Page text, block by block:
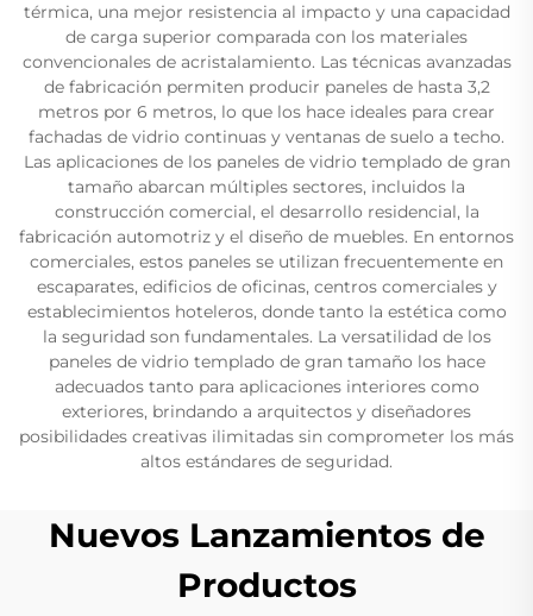
térmica, una mejor resistencia al impacto y una capacidad
de carga superior comparada con los materiales
convencionales de acristalamiento. Las técnicas avanzadas
de fabricación permiten producir paneles de hasta 3,2
metros por 6 metros, lo que los hace ideales para crear
fachadas de vidrio continuas y ventanas de suelo a techo.
Las aplicaciones de los paneles de vidrio templado de gran
tamaño abarcan múltiples sectores, incluidos la
construcción comercial, el desarrollo residencial, la
fabricación automotriz y el diseño de muebles. En entornos
comerciales, estos paneles se utilizan frecuentemente en
escaparates, edificios de oficinas, centros comerciales y
establecimientos hoteleros, donde tanto la estética como
la seguridad son fundamentales. La versatilidad de los
paneles de vidrio templado de gran tamaño los hace
adecuados tanto para aplicaciones interiores como
exteriores, brindando a arquitectos y diseñadores
posibilidades creativas ilimitadas sin comprometer los más
altos estándares de seguridad.
Nuevos Lanzamientos de
Productos